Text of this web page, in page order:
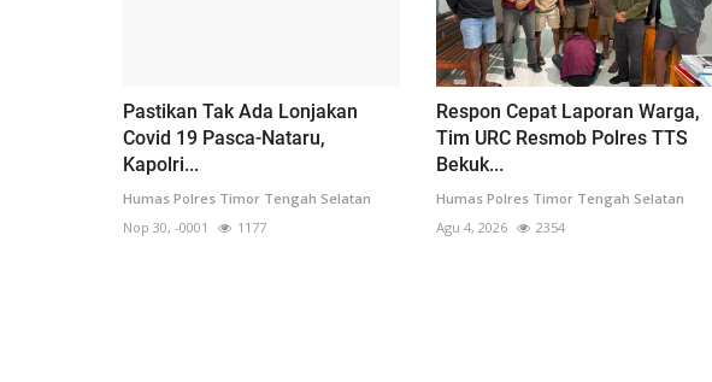
Pastikan Tak Ada Lonjakan
Covid 19 Pasca-Nataru,
Kapolri...
Humas Polres Timor Tengah Selatan
Nop 30, -0001
1177
Respon Cepat Laporan Warga,
Tim URC Resmob Polres TTS
Bekuk...
Humas Polres Timor Tengah Selatan
Agu 4, 2026
2354